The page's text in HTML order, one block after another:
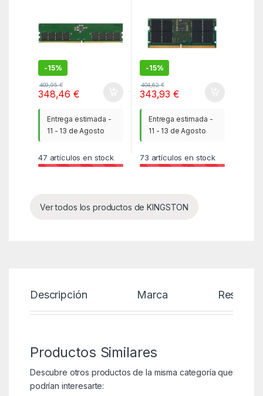
-15%
409,95€
348,46€
Entrega estimada -
11 - 13 de Agosto
47 artículos en stock
-15%
404,62€
343,93€
Entrega estimada -
11 - 13 de Agosto
73 artículos en stock
Ver todos los productos de KINGSTON
Descripción Marca Reseñas
Productos Similares
Descubre otros productos de la misma categoría que
podrían interesarte: